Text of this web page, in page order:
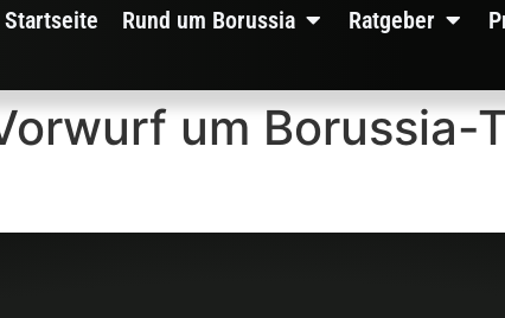
Startseite Rund um Borussia Ratgeber
um Borussia-